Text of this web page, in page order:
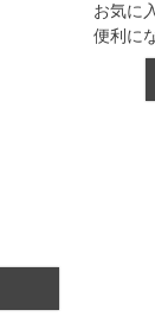
お気に
便利に